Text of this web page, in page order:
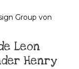
Leon
Henry